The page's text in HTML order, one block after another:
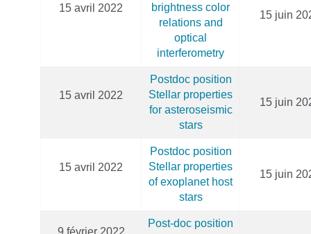
15 avril 2022
brightness color
relations and
optical
interferometry
15 juin
15 avril 2022
Postdoc position
Stellar properties
for asteroseismic
stars
15 juin
15 avril 2022
Postdoc position
Stellar properties
of exoplanet host
stars
15 juin
9 février 2022
Post-doc position